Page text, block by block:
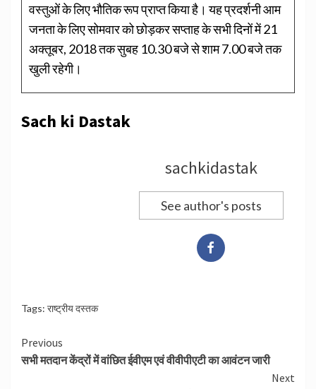
वस्तुओं के लिए भौतिक रूप प्राप्त किया है। यह प्रदर्शनी आम
जनता के लिए सोमवार को छोड़कर सप्ताह के सभी दिनों में 21
अक्तूबर, 2018 तक सुबह 10.30 बजे से शाम 7.00 बजे तक
खुली रहेगी।
Sach ki Dastak
sachkidastak
See author's posts
Tags: राष्ट्रीय दस्तक
Continue
Reading
Previous
सभी मतदान केंद्रों में वांछित ईवीएम एवं वीवीपीएटी का आवंटन जारी
Next